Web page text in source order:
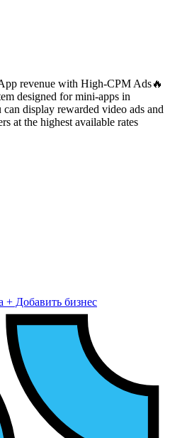
revenue with High-CPM Ads🔥
designed for mini-apps in
display rewarded video ads and
at the highest available rates
+ Добавить бизнес